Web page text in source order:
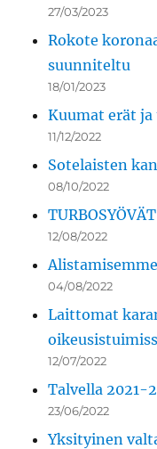
27/03/2023
Rokote
suunniteltu
18/01/2023
Kuumat erät
11/12/2022
Sotelaisten
08/10/2022
12/08/2022
04/08/2022
Laittomat
12/07/2022
Talvella 2021-
23/06/2022
Yksityinen